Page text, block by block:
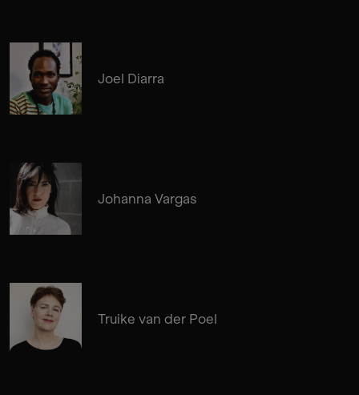
Joel Diarra
Johanna Vargas
Truike van der Poel